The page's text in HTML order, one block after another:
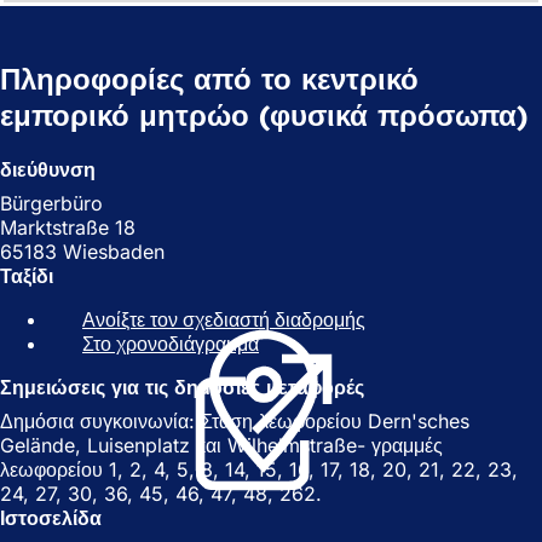
Πληροφορίες από το κεντρικό
εμπορικό μητρώο (φυσικά πρόσωπα)
διεύθυνση
Bürgerbüro
Marktstraße 18
65183 Wiesbaden
Ταξίδι
Ανοίξτε τον σχεδιαστή διαδρομής
ί
γ
ε
Στο χρονοδιάγραμμα(
Α
ν
ο
ί
γ
ε
Σημειώσεις για τις δημόσιες μεταφορές
Δημόσια συγκοινωνία: Στάση λεωφορείου Dern'sches
Gelände, Luisenplatz και Wilhelmstraße- γραμμές
λεωφορείου 1, 2, 4, 5, 8, 14, 15, 16, 17, 18, 20, 21, 22, 23,
24, 27, 30, 36, 45, 46, 47, 48, 262.
Ιστοσελίδα